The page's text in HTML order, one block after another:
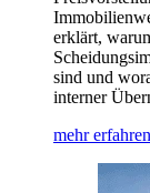
erklärt,
sind und
interner
mehr erfahren